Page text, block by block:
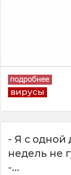
вирусы
- Я с одной
недель не
-...